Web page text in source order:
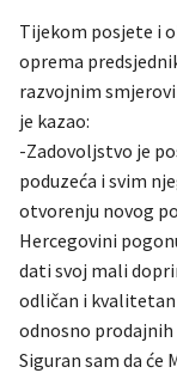
Tijekom posjete i
oprema
razvojnim
je kazao:
-Zadovoljstvo je
poduzeća i svim
otvorenju novog
Hercegovini
dati svoj mali
odličan i
odnosno
Siguran sam da će